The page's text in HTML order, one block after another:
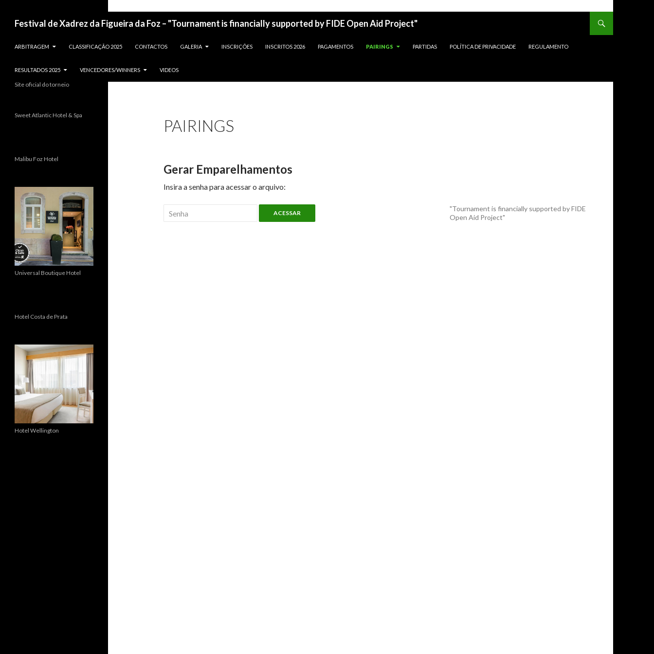
Festival de Xadrez da Figueira da Foz – "Tournament is financially supported by FIDE Open Aid Project"
ARBITRAGEM CLASSIFICAÇÃO 2025 CONTACTOS GALERIA INSCRIÇÕES INSCRITOS 2026 PAGAMENTOS PAIRINGS PARTIDAS POLÍTICA DE PRIVACIDADE REGULAMENTO
RESULTADOS 2025 VENCEDORES/WINNERS VIDEOS
PAIRINGS
Gerar Emparelhamentos
Insira a senha para acessar o arquivo:
ACESSAR
"Tournament is financially supported by FIDE
Open Aid Project"
Site oficial do torneio
Sweet Atlantic Hotel & Spa
Malibu Foz Hotel
Universal Boutique Hotel
Hotel Costa de Prata
Hotel Wellington